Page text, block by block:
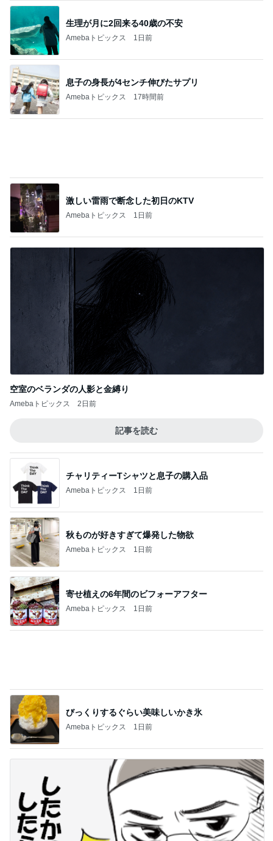
生理が月に2回来る40歳の不安
Amebaトピックス 1日前
息子の身長が4センチ伸びたサプリ
Amebaトピックス 17時間前
激しい雷雨で断念した初日のKTV
Amebaトピックス 1日前
空室のベランダの人影と金縛り
Amebaトピックス 2日前
記事を読む
チャリティーTシャツと息子の購入品
Amebaトピックス 1日前
秋ものが好きすぎて爆発した物欲
Amebaトピックス 1日前
寄せ植えの6年間のビフォーアフター
Amebaトピックス 1日前
びっくりするぐらい美味しいかき氷
Amebaトピックス 1日前